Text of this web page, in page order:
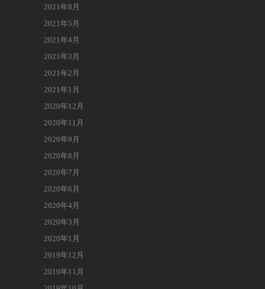
2021年8月
2021年5月
2021年4月
2021年3月
2021年2月
2021年1月
2020年12月
2020年11月
2020年9月
2020年8月
2020年7月
2020年6月
2020年4月
2020年3月
2020年1月
2019年12月
2019年11月